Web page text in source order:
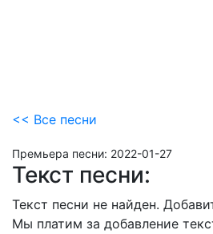
<< Все песни
Премьера песни: 2022-01-27
Текст песни:
Текст песни не найден.
Мы платим за добавление